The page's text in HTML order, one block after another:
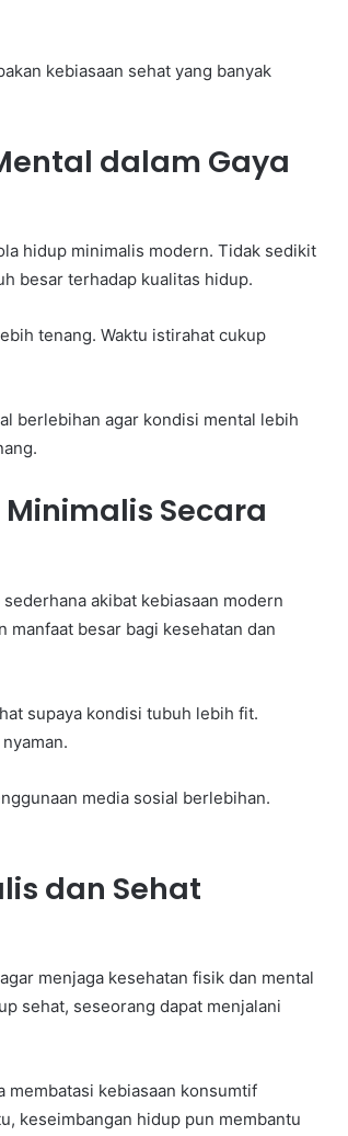
kebiasaan sehat yang banyak
dalam Gaya
hidup minimalis modern. Tidak sedikit
besar terhadap kualitas hidup.
tenang. Waktu istirahat cukup
berlebihan agar kondisi mental lebih
Secara
akibat kebiasaan modern
manfaat besar bagi kesehatan dan
supaya kondisi tubuh lebih fit.
media sosial berlebihan.
dan Sehat
menjaga kesehatan fisik dan mental
sehat, seseorang dapat menjalani
membatasi kebiasaan konsumtif
keseimbangan hidup pun membantu